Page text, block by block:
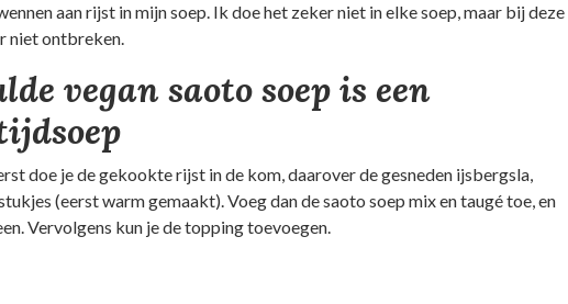
aan rijst in mijn soep. Ik doe het zeker niet in elke soep, maar bij deze
niet ontbreken.
vegan saoto soep is een
doe je de gekookte rijst in de kom, daarover de gesneden ijsbergsla,
(eerst warm gemaakt). Voeg dan de saoto soep mix en taugé toe, en
Vervolgens kun je de topping toevoegen.